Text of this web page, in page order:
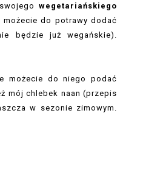
wegetariańskiego
do potrawy dodać
będzie już wegańskie).
możecie do niego podać
mój chlebek naan (przepis
w sezonie zimowym.